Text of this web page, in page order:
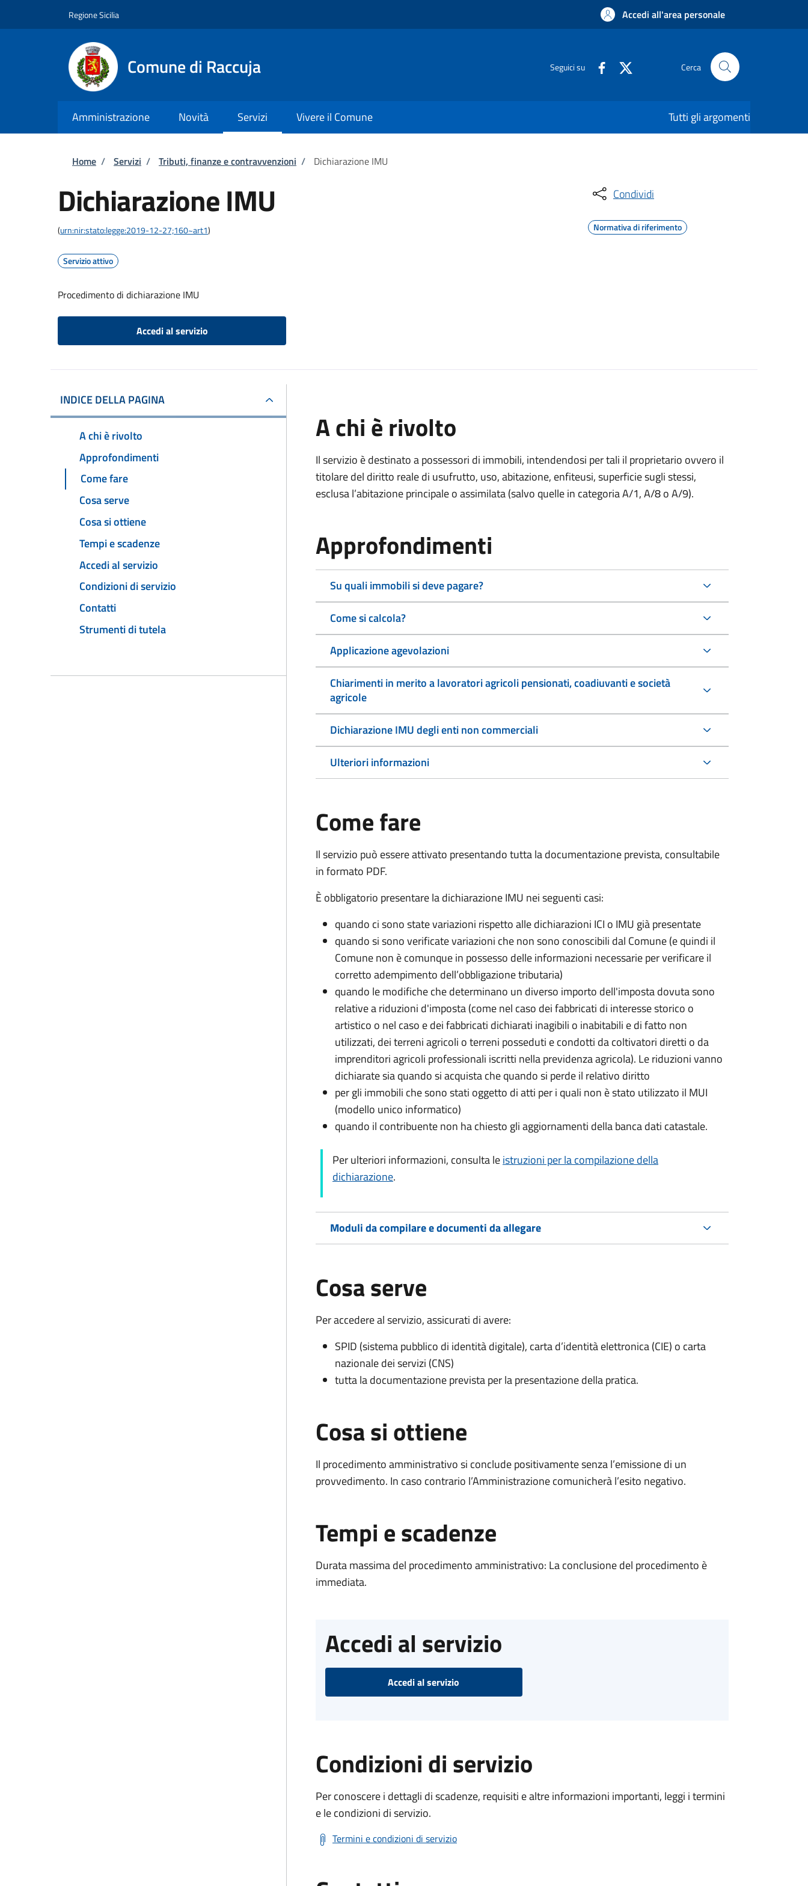
Regione Sicilia Accedi all'area personale
Comune di Raccuja Seguici su Cerca
Amministrazione Novità Servizi Vivere il Comune Tutti gli argomenti
Briciole di pane
Home / Servizi / Tributi, finanze e contravvenzioni / Dichiarazione IMU
Dichiarazione IMU
(urn:nir:stato:legge:2019-12-27;160~art1)
Servizio attivo
Procedimento di dichiarazione IMU
Accedi al servizio
Condividi
Normativa di riferimento
INDICE DELLA PAGINA
A chi è rivolto
Approfondimenti
Come fare
Cosa serve
Cosa si ottiene
Tempi e scadenze
Accedi al servizio
Condizioni di servizio
Contatti
Strumenti di tutela
A chi è rivolto
Il servizio è destinato apossessori di immobili, intendendosi per tali il proprietario ovvero il
titolare del diritto reale di usufrutto, uso, abitazione, enfiteusi, superficie sugli stessi,
esclusa l’abitazione principale o assimilata (salvo quelle in categoria A/1, A/8 o A/9).
Approfondimenti
Su quali immobili si deve pagare?
Come si calcola?
Applicazione agevolazioni
Chiarimenti in merito a lavoratori agricoli pensionati, coadiuvanti e società
agricole
Dichiarazione IMU degli enti non commerciali
Ulteriori informazioni
Come fare
Il servizio può essere attivato presentando tutta la documentazione prevista, consultabile
in formato PDF.
È obbligatorio presentare la dichiarazione IMU nei seguenti casi:
quando ci sono state variazioni rispetto alle dichiarazioni ICI o IMU già presentate
quando si sono verificate variazioni che non sono conoscibili dal Comune (e quindi il
Comune non è comunque in possesso delle informazioni necessarie per verificare il
corretto adempimento dell’obbligazione tributaria)
quando le modifiche che determinano un diverso importo dell'imposta dovuta sono
relative a riduzioni d'imposta (come nel caso dei fabbricati di interesse storico o
artistico o nel caso e dei fabbricati dichiarati inagibili o inabitabili e di fatto non
utilizzati, dei terreni agricoli o terreni posseduti e condotti da coltivatori diretti o da
imprenditori agricoli professionali iscritti nella previdenza agricola). Le riduzioni vanno
dichiarate sia quando si acquista che quando si perde il relativo diritto
per gli immobili che sono stati oggetto di atti per i quali non è stato utilizzato il MUI
(modello unico informatico)
quando il contribuente non ha chiesto gli aggiornamenti della banca dati catastale.
Per ulteriori informazioni, consulta leistruzioni per la compilazione della
dichiarazione.
Moduli da compilare e documenti da allegare
Cosa serve
Per accedere al servizio, assicurati di avere:
SPID (sistema pubblico di identità digitale), carta d’identità elettronica (CIE) o carta
nazionale dei servizi (CNS)
tutta la documentazione prevista per la presentazione della pratica.
Cosa si ottiene
Il procedimento amministrativo si conclude positivamente senza l’emissione di un
provvedimento. In caso contrario l’Amministrazione comunicherà l’esito negativo.
Tempi e scadenze
Durata massima del procedimento amministrativo: La conclusione del procedimento è
immediata.
Accedi al servizio
Accedi al servizio
Condizioni di servizio
Per conoscere i dettagli di scadenze, requisiti e altre informazioni importanti, leggi i termini
e le condizioni di servizio.
Termini e condizioni di servizio